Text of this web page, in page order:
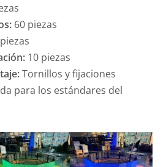
60 piezas
10 piezas
Tornillos y fijaciones
para los estándares del